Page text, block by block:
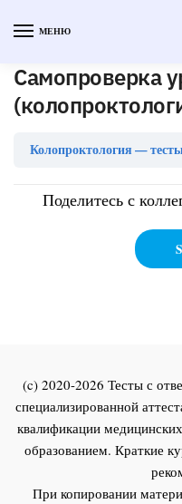
МЕНЮ
Самопроверка
Колопроктология —
Поделитесь с
(c) 2020-2026 Тесты с
специализированной
квалификации
образованием. Краткие
При копировании